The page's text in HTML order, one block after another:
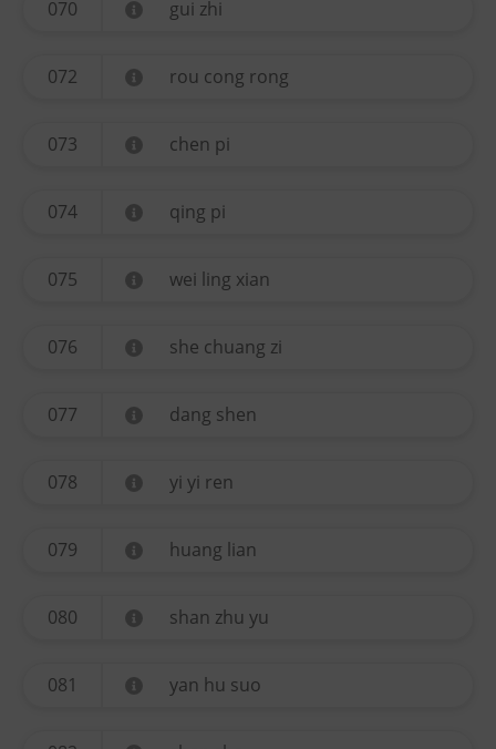
070 gui zhi
072 rou cong rong
073 chen pi
074 qing pi
075 wei ling xian
076 she chuang zi
077 dang shen
078 yi yi ren
079 huang lian
080 shan zhu yu
081 yan hu suo